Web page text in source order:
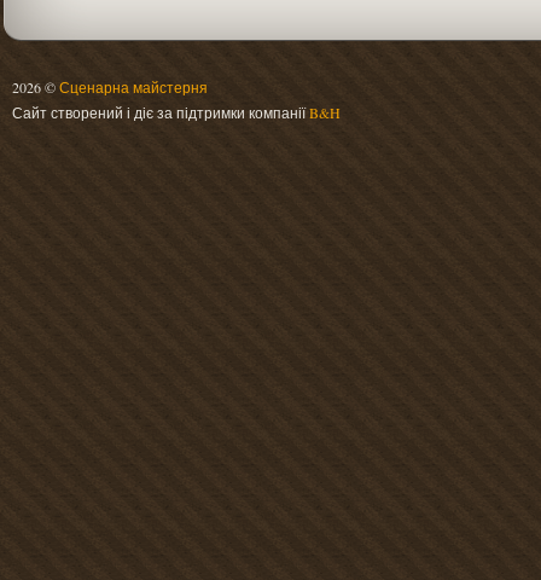
2026 ©Сценарна майстерня
Сайт створений і діє за підтримки компаніїB&H